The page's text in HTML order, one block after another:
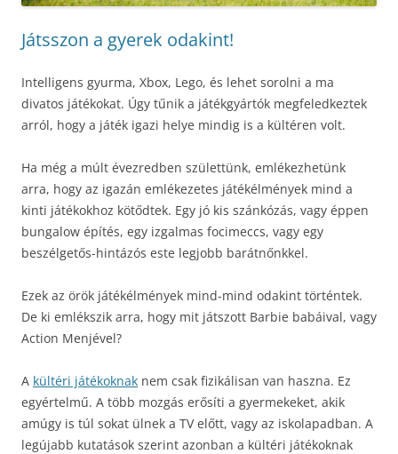
Játsszon a gyerek odakint!
Intelligens gyurma, Xbox, Lego, és lehet sorolni a ma
divatos játékokat. Úgy tűnik a játékgyártók megfeledkeztek
arról, hogy a játék igazi helye mindig is a kültéren volt.
Ha még a múlt évezredben születtünk, emlékezhetünk
arra, hogy az igazán emlékezetes játékélmények mind a
kinti játékokhoz kötődtek. Egy jó kis szánkózás, vagy éppen
bungalow építés, egy izgalmas focimeccs, vagy egy
beszélgetős-hintázós este legjobb barátnőnkkel.
Ezek az örök játékélmények mind-mind odakint történtek.
De ki emlékszik arra, hogy mit játszott Barbie babáival, vagy
Action Menjével?
A kültéri játékoknak nem csak fizikálisan van haszna. Ez
egyértelmű. A több mozgás erősíti a gyermekeket, akik
amúgy is túl sokat ülnek a TV előtt, vagy az iskolapadban. A
legújabb kutatások szerint azonban a kültéri játékoknak